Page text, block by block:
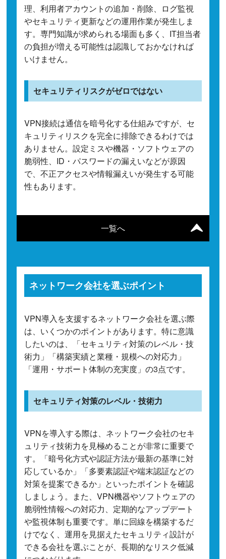
一覧へ
理、利用者アカウントの追加・削除、ログ監視
やセキュリティ更新などの運用作業が発生しま
す。専門知識が求められる場面も多く、IT担当者
の負担が増える可能性は認識しておかなければ
いけません。
セキュリティリスクがゼロではない
VPN接続は通信を暗号化する仕組みですが、セ
キュリティリスクを完全に排除できるわけでは
ありません。設定ミスや機器・ソフトウェアの
脆弱性、ID・パスワードの漏えいなどが原因
で、不正アクセスや情報漏えいが発生する可能
性もあります。
ネットワーク会社を選ぶポイント
VPN導入を支援するネットワーク会社を選ぶ際
は、いくつかのポイントがあります。特に意識
したいのは、「セキュリティ対策のレベル・技
術力」「構築実績と業種・規模への対応力」
「運用・サポート体制の充実度」の3点です。
セキュリティ対策のレベル・技術力
VPNを導入する際は、ネットワーク会社のセキ
ュリティ技術力を見極めることが非常に重要で
す。「暗号化方式や認証方法が最新の基準に対
応しているか」「多要素認証や端末認証などの
対策を提案できるか」といったポイントを確認
しましょう。また、VPN機器やソフトウェアの
脆弱性情報への対応力、定期的なアップデート
や監視体制も重要です。単に回線を構築するだ
けでなく、運用を見据えたセキュリティ設計が
できる会社を選ぶことが、長期的なリスク低減